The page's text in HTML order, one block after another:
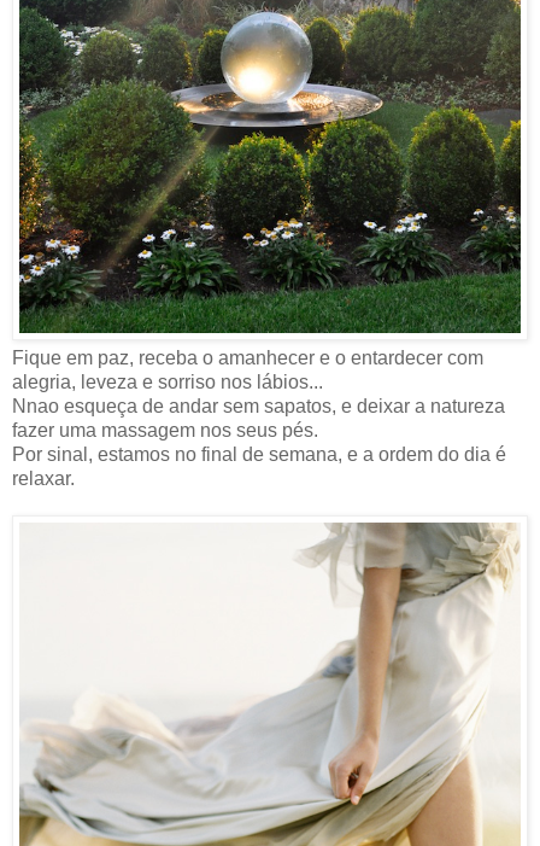
Fique em paz, receba o amanhecer e o entardecer com
alegria, leveza e sorriso nos lábios...
Nnao esqueça de andar sem sapatos, e deixar a natureza
fazer uma massagem nos seus pés.
Por sinal, estamos no final de semana, e a ordem do dia é
relaxar.